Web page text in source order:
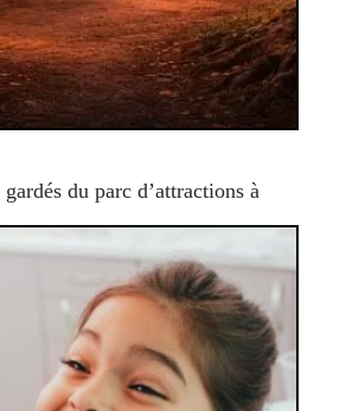
du parc d’attractions à